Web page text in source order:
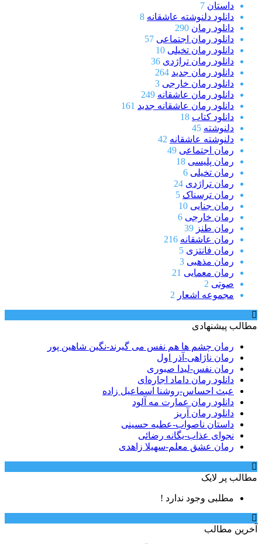
داستان 7
دانلود دلنوشته عاشقانه 8
دانلود رمان 290
دانلود رمان اجتماعی 57
دانلود رمان تخیلی 10
دانلود رمان تراژدی 36
دانلود رمان جدید 264
دانلود رمان خارجی 3
دانلود رمان عاشقانه 249
دانلود رمان عاشقانه جدید 161
دانلود کتاب 18
دلنوشته 45
دلنوشته عاشقانه 42
رمان اجتماعی 49
رمان پلیسی 18
رمان تخیلی 6
رمان تراژدی 24
رمان ترسناک 5
رمان جنایی 10
رمان خارجی 6
رمان طنز 39
رمان عاشقانه 216
رمان فانتزی 5
رمان مذهبی 3
رمان معمایی 21
صوتی 2
مجموعه اشعار 2
مطالب پیشنهادی
رمان چشم ها هم نفس می گیرند-نگین شاهین پور
رمان ناژاهی-آذر اول
رمان نفس-لیدا صبوری
دانلود رمان داماد اجاره‌ای
عبث احساس-روشنا اسماعیل زاده
دانلود رمان عمارت مه آلود
دانلود رمان آریز
داستان ناصواب-عطیه حسینی
نجوای عذاب-یگانه رضائی
رمان عشق معلم-سهیلا زاهدی
مطالب پر لایک
مطلبی وجود ندارد !
آخرین مطالب